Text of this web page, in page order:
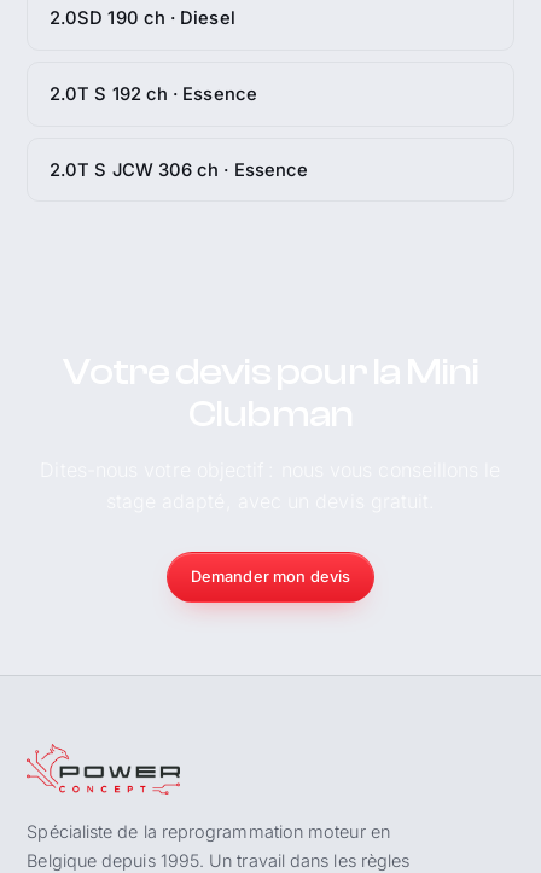
2.0SD 190 ch · Diesel
2.0T S 192 ch · Essence
2.0T S JCW 306 ch · Essence
Demander mon devis
Spécialiste de la reprogrammation moteur en
Belgique depuis 1995. Un travail dans les règles